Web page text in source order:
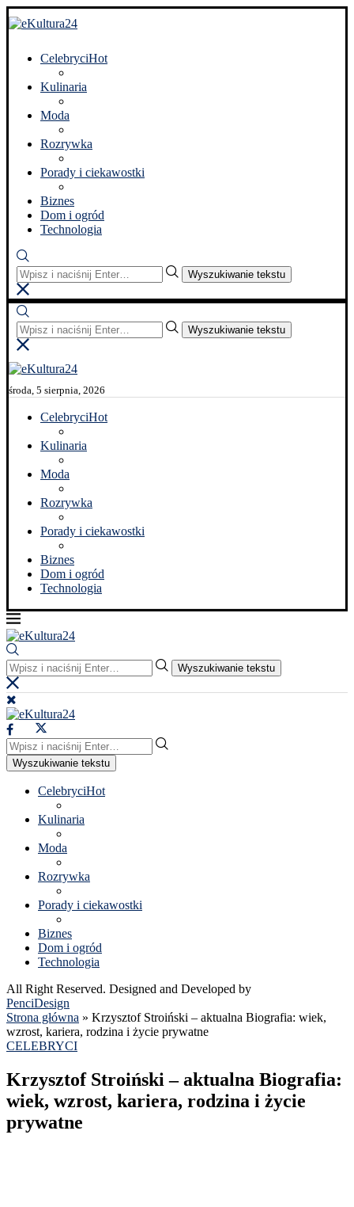
CelebryciHot
Kulinaria
Moda
Rozrywka
Porady i ciekawostki
Biznes
Dom i ogród
Technologia
Wyszukiwanie tekstu
Wyszukiwanie tekstu
środa, 5 sierpnia, 2026
CelebryciHot
Kulinaria
Moda
Rozrywka
Porady i ciekawostki
Biznes
Dom i ogród
Technologia
Wyszukiwanie tekstu
Wyszukiwanie tekstu
CelebryciHot
Kulinaria
Moda
Rozrywka
Porady i ciekawostki
Biznes
Dom i ogród
Technologia
All Right Reserved. Designed and Developed by
PenciDesign
Strona główna » Krzysztof Stroiński – aktualna Biografia: wiek,
wzrost, kariera, rodzina i życie prywatne
CELEBRYCI
Krzysztof Stroiński – aktualna Biografia:
wiek, wzrost, kariera, rodzina i życie
prywatne